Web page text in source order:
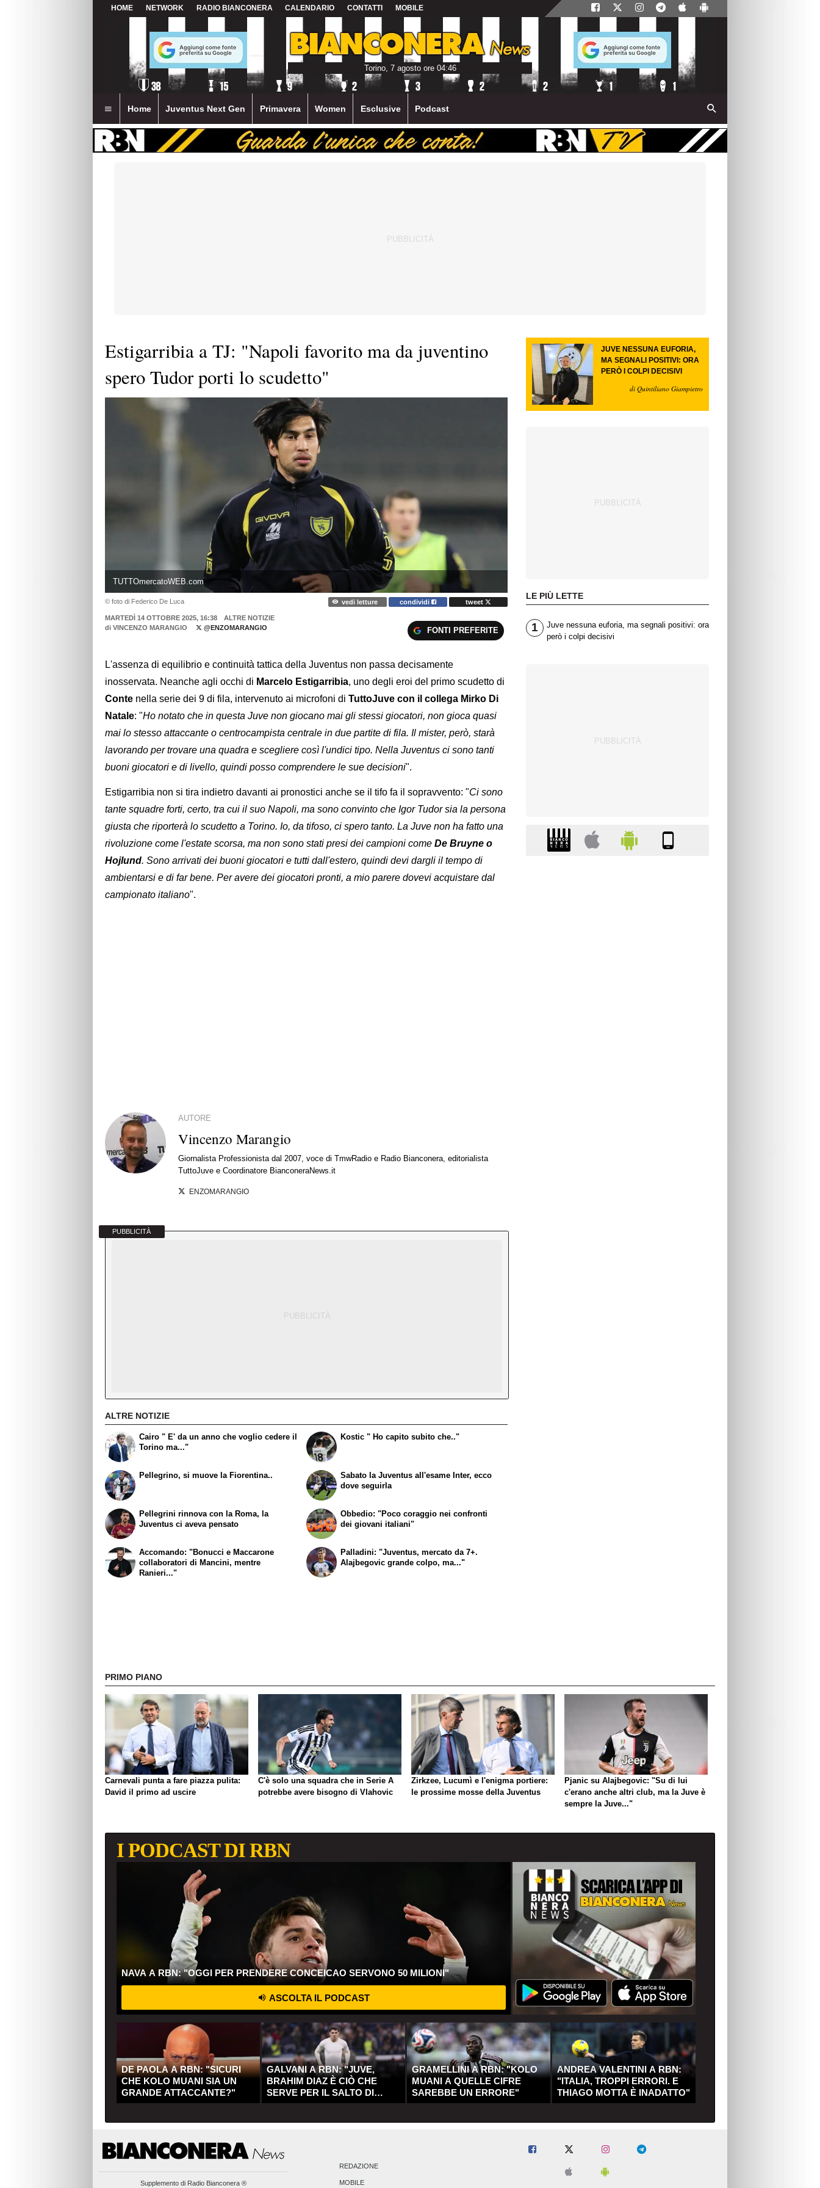
HOME NETWORK RADIO BIANCONERA CALENDARIO CONTATTI MOBILE
Torino, 7 agosto ore 04:46
Home Juventus Next Gen Primavera Women Esclusive Podcast
Estigarribia a TJ: "Napoli favorito ma da juventino
spero Tudor porti lo scudetto"
TUTTOmercatoWEB.com
© foto di Federico De Luca vedi letture condividi tweet
MARTEDÌ 14 OTTOBRE 2025, 16:38
ALTRE NOTIZIE
di VINCENZO MARANGIO @ENZOMARANGIO FONTI PREFERITE
L'assenza di equilibrio e continuità tattica della Juventus non passa decisamente
inosservata. Neanche agli occhi di Marcelo Estigarribia, uno degli eroi del primo scudetto di
Conte nella serie dei 9 di fila, intervenuto ai microfoni di TuttoJuve con il collega Mirko Di
Natale: "Ho notato che in questa Juve non giocano mai gli stessi giocatori, non gioca quasi
mai lo stesso attaccante o centrocampista centrale in due partite di fila. Il mister, però, starà
lavorando per trovare una quadra e scegliere così l'undici tipo. Nella Juventus ci sono tanti
buoni giocatori e di livello, quindi posso comprendere le sue decisioni".
Estigarribia non si tira indietro davanti ai pronostici anche se il tifo fa il sopravvento: "Ci sono
tante squadre forti, certo, tra cui il suo Napoli, ma sono convinto che Igor Tudor sia la persona
giusta che riporterà lo scudetto a Torino. Io, da tifoso, ci spero tanto. La Juve non ha fatto una
rivoluzione come l'estate scorsa, ma non sono stati presi dei campioni come De Bruyne o
Hojlund. Sono arrivati dei buoni giocatori e tutti dall'estero, quindi devi dargli il tempo di
ambientarsi e di far bene. Per avere dei giocatori pronti, a mio parere dovevi acquistare dal
campionato italiano".
AUTORE
Vincenzo Marangio
Giornalista Professionista dal 2007, voce di TmwRadio e Radio Bianconera, editorialista
TuttoJuve e Coordinatore BianconeraNews.it
ENZOMARANGIO
PUBBLICITÀ
ALTRE NOTIZIE
Cairo " E' da un anno che voglio cedere il
Torino ma..."
Pellegrino, si muove la Fiorentina..
Kostic " Ho capito subito che.."
Sabato la Juventus all'esame Inter, ecco
dove seguirla
Pellegrini rinnova con la Roma, la
Juventus ci aveva pensato
Accomando: "Bonucci e Maccarone
collaboratori di Mancini, mentre
Ranieri..."
Obbedio: "Poco coraggio nei confronti
dei giovani italiani"
Palladini: "Juventus, mercato da 7+.
Alajbegovic grande colpo, ma..."
JUVE NESSUNA EUFORIA,
MA SEGNALI POSITIVI: ORA
PERÒ I COLPI DECISIVI
di Quintiliano Giampietro
LE PIÙ LETTE
1
Juve nessuna euforia, ma segnali positivi: ora
però i colpi decisivi
PRIMO PIANO
Carnevali punta a fare piazza pulita:
David il primo ad uscire
C'è solo una squadra che in Serie A
potrebbe avere bisogno di Vlahovic
Zirkzee, Lucumì e l'enigma portiere:
le prossime mosse della Juventus
Pjanic su Alajbegovic: "Su di lui
c'erano anche altri club, ma la Juve è
sempre la Juve..."
I PODCAST DI RBN
NAVA A RBN: "OGGI PER PRENDERE CONCEICAO SERVONO 50 MILIONI"
ASCOLTA IL PODCAST
DE PAOLA A RBN: "SICURI
CHE KOLO MUANI SIA UN
GRANDE ATTACCANTE?"
GALVANI A RBN: "JUVE,
BRAHIM DIAZ È CIÒ CHE
SERVE PER IL SALTO DI
QUALITÀ"
GRAMELLINI A RBN: "KOLO
MUANI A QUELLE CIFRE
SAREBBE UN ERRORE"
ANDREA VALENTINI A RBN:
"ITALIA, TROPPI ERRORI. E
THIAGO MOTTA È INADATTO"
Supplemento di Radio Bianconera ®
REDAZIONE
MOBILE